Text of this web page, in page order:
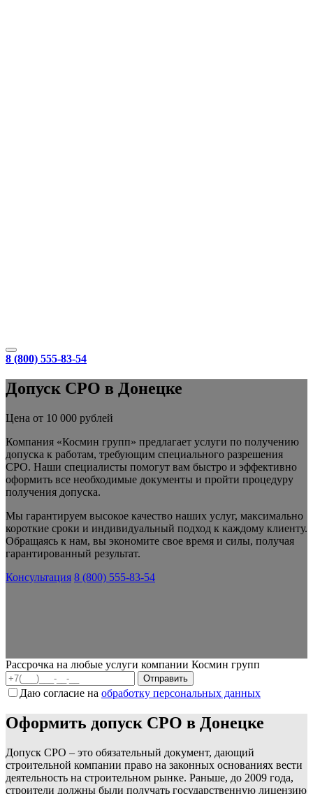
8 (800) 555-83-54
Допуск СРО в Донецке
Цена от 10 000 рублей
Компания «Космин групп» предлагает услуги по получению
допуска к работам, требующим специального разрешения
СРО. Наши специалисты помогут вам быстро и эффективно
оформить все необходимые документы и пройти процедуру
получения допуска.
Мы гарантируем высокое качество наших услуг, максимально
короткие сроки и индивидуальный подход к каждому клиенту.
Обращаясь к нам, вы экономите свое время и силы, получая
гарантированный результат.
Консультация 8 (800) 555-83-54
Рассрочка на любые услуги компании Космин групп
Даю согласие на обработку персональных данных
Оформить допуск СРО в Донецке
Допуск СРО – это обязательный документ, дающий
строительной компании право на законных основаниях вести
деятельность на строительном рынке. Раньше, до 2009 года,
строители должны были получать государственную лицензию